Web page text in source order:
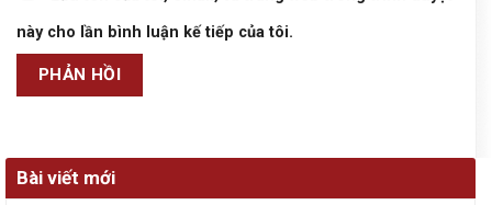
này cho lần bình luận kế tiếp của tôi.
Bài viết mới